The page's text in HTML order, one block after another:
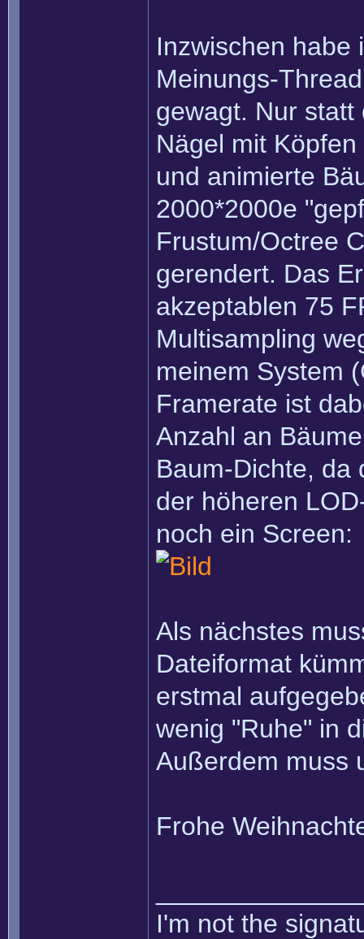
Inzwischen habe
Meinungs-
gewagt. Nur
Nägel mit
und animierte
2000*2000e
Frustum/Octree
gerendert. Das
akzeptablen 75
Multisampling
meinem System
Framerate ist
Anzahl an
Baum-Dichte, da
der höheren
noch ein Screen:
Als nächstes
Dateiformat
erstmal
wenig "Ruhe" in
Außerdem muss
Frohe
I'm not the